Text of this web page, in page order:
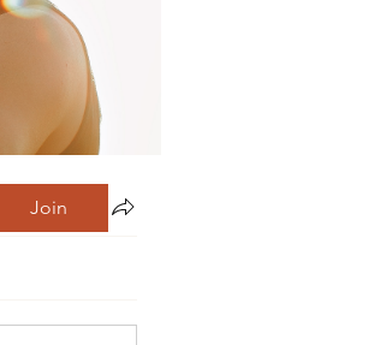
Join